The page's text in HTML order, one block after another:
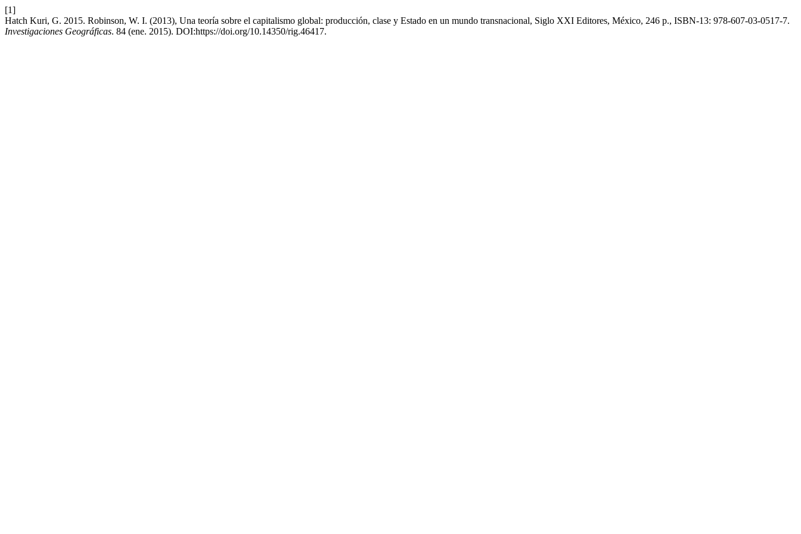
[1]
Hatch Kuri, G. 2015. Robinson, W. I. (2013), Una teoría sobre el capitalismo global: producción, clase y Estado en un mundo transnacional, Siglo XXI Editores, México, 246 p., ISBN-13: 978-607-03-0517-7.
Investigaciones Geográficas. 84 (ene. 2015). DOI:https://doi.org/10.14350/rig.46417.